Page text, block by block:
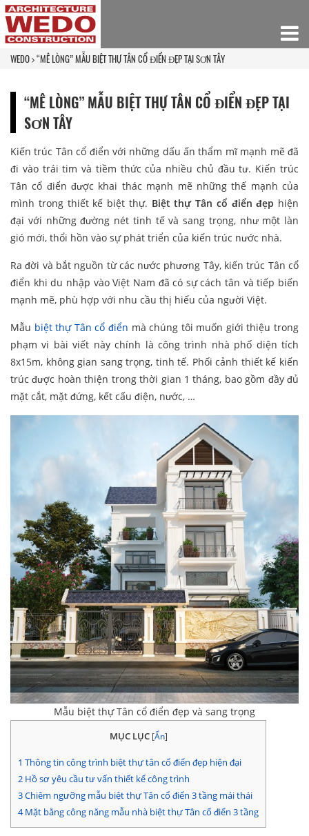
WEDO “MÊ LÒNG” MẪU BIỆT THỰ TÂN CỔ ĐIỂN ĐẸP TẠI SƠN TÂY
“MÊ LÒNG” MẪU BIỆT THỰ TÂN CỔ ĐIỂN ĐẸP TẠI
SƠN TÂY
Kiến trúc Tân cổ điển với những dấu ấn thẩm mĩ mạnh mẽ đã
đi vào trái tim và tiềm thức của nhiều chủ đầu tư. Kiến trúc
Tân cổ điển được khai thác mạnh mẽ những thế mạnh của
mình trong thiết kế biệt thự. Biệt thự Tân cổ điển đẹp hiện
đại với những đường nét tinh tế và sang trọng, như một làn
gió mới, thổi hồn vào sự phát triển của kiến trúc nước nhà.
Ra đời và bắt nguồn từ các nước phương Tây, kiến trúc Tân cổ
điển khi du nhập vào Việt Nam đã có sự cách tân và tiếp biến
mạnh mẽ, phù hợp với nhu cầu thị hiếu của người Việt.
Mẫu biệt thự Tân cổ điển mà chúng tôi muốn giới thiệu trong
phạm vi bài viết này chính là công trình nhà phố diện tích
8x15m, không gian sang trọng, tinh tế. Phối cảnh thiết kế kiến
trúc được hoàn thiện trong thời gian 1 tháng, bao gồm đầy đủ
mặt cắt, mặt đứng, kết cấu điện, nước, …
Mẫu biệt thự Tân cổ điển đẹp và sang trọng
MỤC LỤC [Ẩn]
1 Thông tin công trình biệt thự tân cổ điển đẹp hiện đại
2 Hồ sơ yêu cầu tư vấn thiết kế công trình
3Chiêm ngưỡng mẫu biệt thự Tân cổ điển 3 tầng mái thái
4Mặt bằng công năng mẫu nhà biệt thự Tân cổ điển 3 tầng